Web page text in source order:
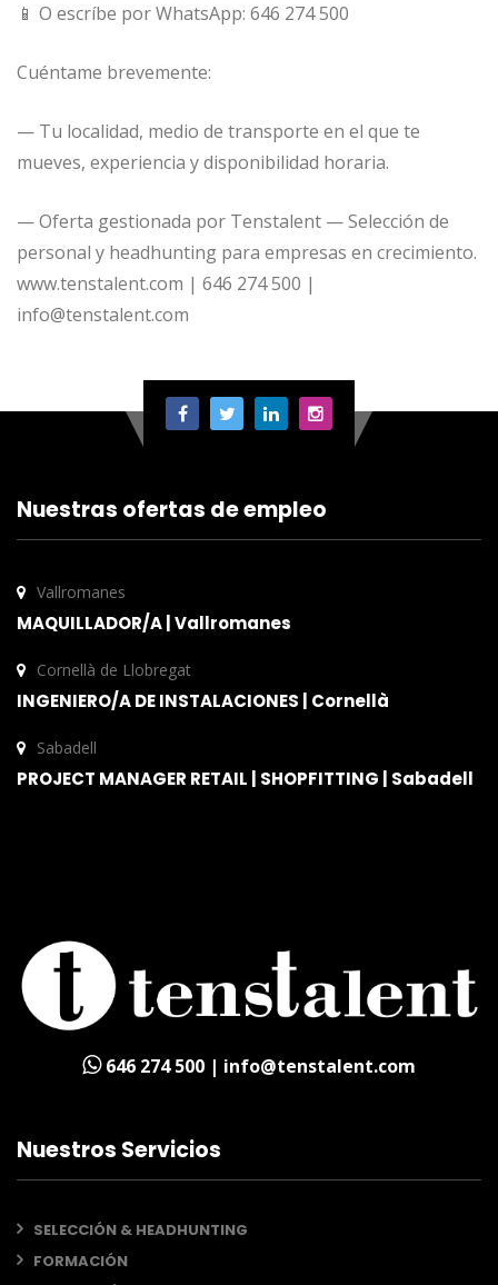
📱 O escríbe por WhatsApp: 646 274 500
Cuéntame brevemente:
— Tu localidad, medio de transporte en el que te
mueves, experiencia y disponibilidad horaria.
— Oferta gestionada por Tenstalent — Selección de
personal y headhunting para empresas en crecimiento.
www.tenstalent.com | 646 274 500 |
info@tenstalent.com
Nuestras ofertas de empleo
Vallromanes
MAQUILLADOR/A | Vallromanes
Cornellà de Llobregat
INGENIERO/A DE INSTALACIONES | Cornellà
Sabadell
PROJECT MANAGER RETAIL | SHOPFITTING | Sabadell
646 274 500 | info@tenstalent.com
Nuestros Servicios
SELECCIÓN & HEADHUNTING
FORMACIÓN